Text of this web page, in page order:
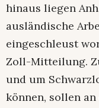
hinaus liegen
ausländische
eingeschleust
Zoll-Mitteilung.
und um
können, sollen